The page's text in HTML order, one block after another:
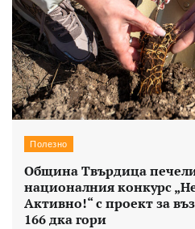
Полезно
Община Твърдица
националния конкурс
Активно!“ с проект за
166 дка гори